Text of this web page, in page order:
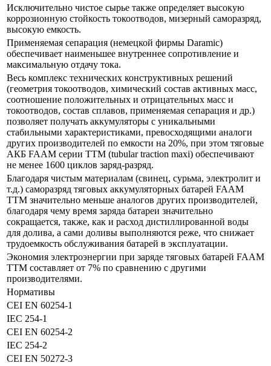
Исключительно чистое сырье также определяет высокую
коррозионную стойкость токоотводов, мизерный саморазряд,
высокую емкость.
Применяемая сепарация (немецкой фирмы Daramic)
обеспечивает наименьшее внутреннее сопротивление и
максимальную отдачу тока.
Весь комплекс технических конструктивных решений
(геометрия токоотводов, химический состав активных масс,
соотношение положительных и отрицательных масс и
токоотводов, состав сплавов, применяемая сепарация и др.)
позволяет получать аккумуляторы с уникальными
стабильными характеристиками, превосходящими аналоги
других производителей по емкости на 20%, при этом тяговые
АКБ FAAM серии ТТМ (tubular traction maxi) обеспечивают
не менее 1600 циклов заряд-разряд.
Благодаря чистым материалам (свинец, сурьма, электролит и
т.д.) саморазряд тяговых аккумуляторных батарей FAAM
TTM значительно меньше аналогов других производителей,
благодаря чему время заряда батареи значительно
сокращается, также, как и расход дистиллированной воды
для долива, а сами доливы выполняются реже, что снижает
трудоемкость обслуживания батарей в эксплуатации.
Экономия электроэнергии при заряде тяговых батарей FAAM
TTM составляет от 7% по сравнению с другими
производителями.
Нормативы
CEI EN 60254-1
IEC 254-1
CEI EN 60254-2
IEC 254-2
CEI EN 50272-3